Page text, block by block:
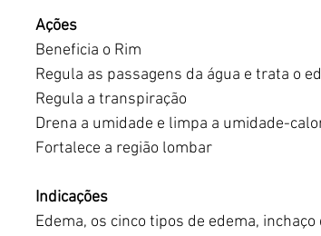
Ações
Beneficia o Rim
Regula as passagens da água e trata o
Regula a transpiração
Drena a umidade e limpa a umidade-
Fortalece a região lombar
Indicações
Edema, os cinco tipos de edema,